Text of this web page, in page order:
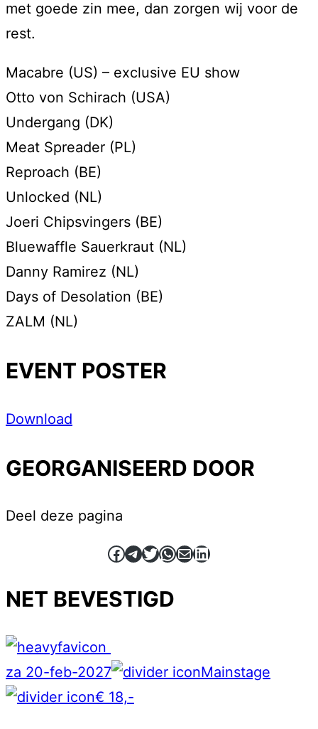
met goede zin mee, dan zorgen wij voor de
rest.
Macabre (US) – exclusive EU show
Otto von Schirach (USA)
Undergang (DK)
Meat Spreader (PL)
Reproach (BE)
Unlocked (NL)
Joeri Chipsvingers (BE)
Bluewaffle Sauerkraut (NL)
Danny Ramirez (NL)
Days of Desolation (BE)
ZALM (NL)
EVENT POSTER
Download
GEORGANISEERD DOOR
Deel deze pagina
Facebook
Telegram
Twitter
WhatsApp
E-mailLinkedIn
NET BEVESTIGD
za 20-feb-2027
Mainstage
€ 18,-